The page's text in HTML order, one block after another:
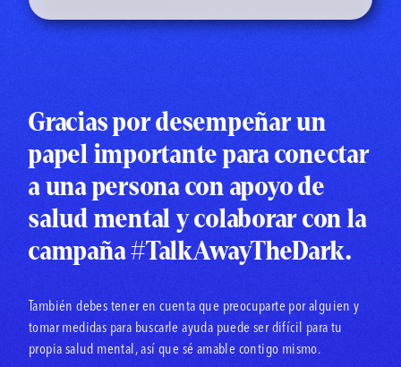
“Me importa”.
“Mantenme al tanto de cómo te encuentras”.
“Espero que sigas en comunicación con tu terapeuta para
obtener el apoyo que mereces para mantenerte bien”.
Gracias por desempeñar un
papel importante para conectar
a una persona con apoyo de
salud mental y colaborar con la
campaña #TalkAwayTheDark.
También debes tener en cuenta que preocuparte por alguien y
tomar medidas para buscarle ayuda puede ser difícil para tu
propia salud mental, así que sé amable contigo mismo.